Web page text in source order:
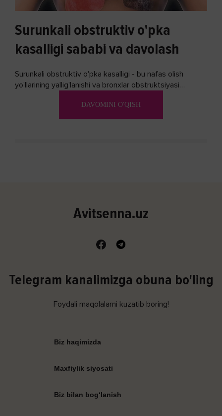
Surunkali obstruktiv o'pka
kasalligi sababi va davolash
Surunkali obstruktiv o'pka kasalligi - bu nafas olish
yo'llarining yallig'lanishi va bronxlar obstruktsiyasi
DAVOMINI O'QISH
Avitsenna.uz
Telegram kanalimizga obuna bo'ling
Foydali maqolalarni kuzatib boring!
Biz haqimizda
Maxfiylik siyosati
Biz bilan bog‘lanish